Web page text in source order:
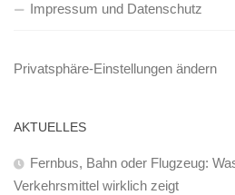
Impressum und Datenschutz
Privatsphäre-Einstellungen ändern
AKTUELLES
Fernbus, Bahn oder Flugzeug:
Verkehrsmittel wirklich zeigt